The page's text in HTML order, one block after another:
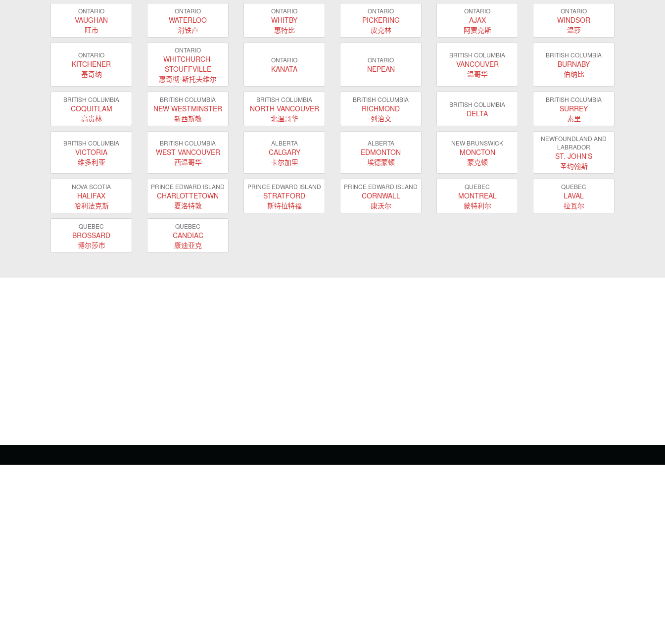
ONTARIO
VAUGHAN
旺市
ONTARIO
WATERLOO
滑铁卢
ONTARIO
WHITBY
惠特比
ONTARIO
PICKERING
皮克林
ONTARIO
AJAX
阿贾克斯
ONTARIO
WINDSOR
温莎
ONTARIO
KITCHENER
基奇纳
ONTARIO
WHITCHURCH-
STOUFFVILLE
惠奇彻-斯托夫维尔
ONTARIO
KANATA
ONTARIO
NEPEAN
BRITISH COLUMBIA
VANCOUVER
温哥华
BRITISH COLUMBIA
BURNABY
伯纳比
BRITISH COLUMBIA
COQUITLAM
高贵林
BRITISH COLUMBIA
NEW WESTMINSTER
新西斯敏
BRITISH COLUMBIA
NORTH VANCOUVER
北温哥华
BRITISH COLUMBIA
RICHMOND
列治文
BRITISH COLUMBIA
DELTA
BRITISH COLUMBIA
SURREY
素里
BRITISH COLUMBIA
VICTORIA
维多利亚
BRITISH COLUMBIA
WEST VANCOUVER
西温哥华
ALBERTA
CALGARY
卡尔加里
ALBERTA
EDMONTON
埃德蒙顿
NEW BRUNSWICK
MONCTON
蒙克顿
NEWFOUNDLAND AND
LABRADOR
ST. JOHN'S
圣约翰斯
NOVA SCOTIA
HALIFAX
哈利法克斯
PRINCE EDWARD ISLAND
CHARLOTTETOWN
夏洛特敦
PRINCE EDWARD ISLAND
STRATFORD
斯特拉特福
PRINCE EDWARD ISLAND
CORNWALL
康沃尔
QUEBEC
MONTREAL
蒙特利尔
QUEBEC
LAVAL
拉瓦尔
QUEBEC
BROSSARD
博尔莎市
QUEBEC
CANDIAC
康迪亚克